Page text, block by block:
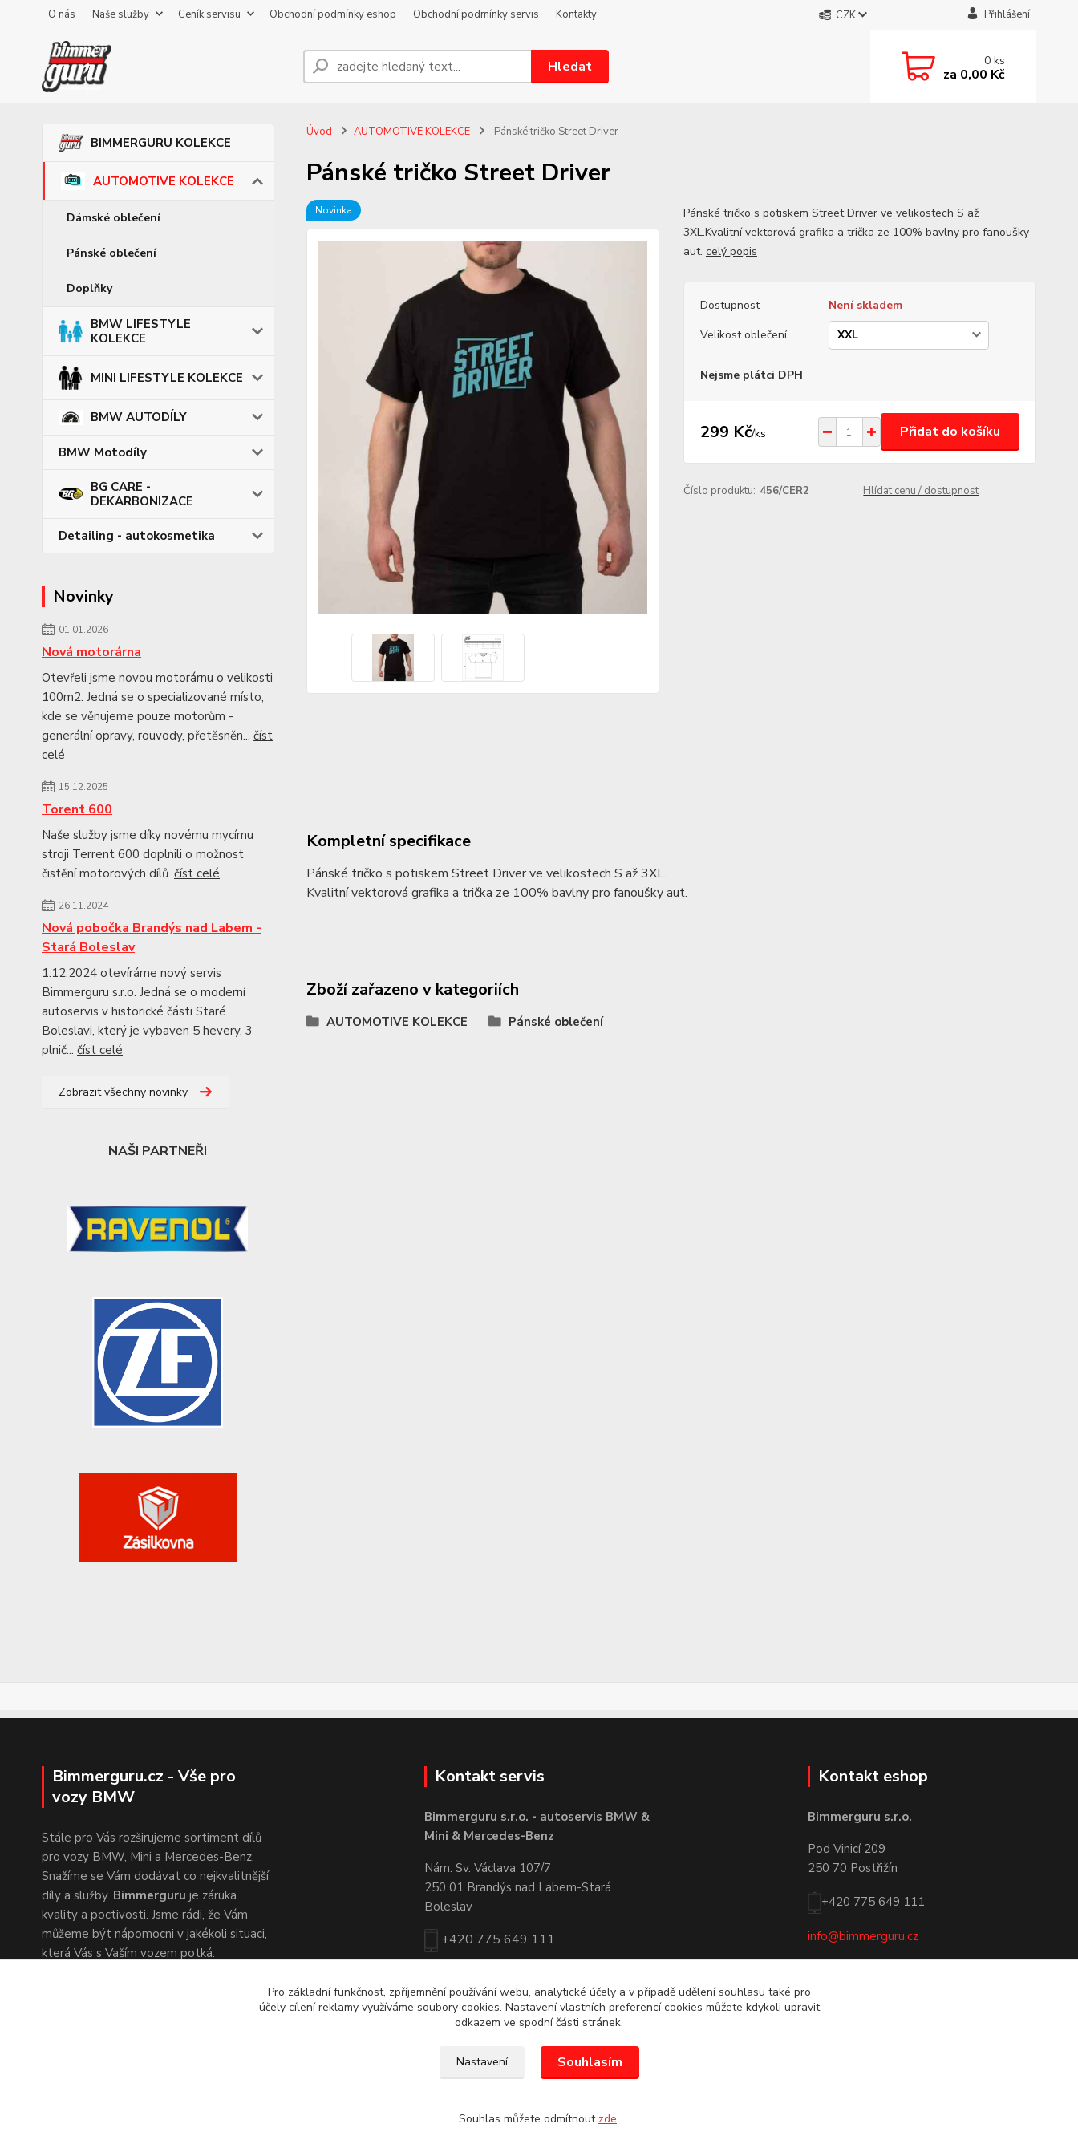
O nás Naše služby Ceník servisu Obchodní podmínky eshop Obchodní podmínky servis Kontakty CZK Přihlášení
Hledat 0ks
za 0,00 Kč
BIMMERGURU KOLEKCE
AUTOMOTIVE KOLEKCE
Dámské oblečení
Pánské oblečení
Doplňky
BMW LIFESTYLE
KOLEKCE
MINI LIFESTYLE KOLEKCE
BMW AUTODÍLY
BMW Motodíly
BG CARE -
DEKARBONIZACE
Detailing - autokosmetika
Novinky
01.01.2026
Nová motorárna
Otevřeli jsme novou motorárnu o velikosti
100m2. Jedná se o specializované místo,
kde se věnujeme pouze motorům -
generální opravy, rouvody, přetěsněn... číst
celé
15.12.2025
Torent 600
Naše služby jsme díky novému mycímu
stroji Terrent 600 doplnili o možnost
čistění motorových dílů. číst celé
26.11.2024
Nová pobočka Brandýs nad Labem -
Stará Boleslav
1.12.2024 otevíráme nový servis
Bimmerguru s.r.o. Jedná se o moderní
autoservis v historické části Staré
Boleslavi, který je vybaven 5 hevery, 3
plnič... číst celé
Zobrazit všechny novinky
NAŠI PARTNEŘI
Úvod AUTOMOTIVE KOLEKCE Pánské tričko Street Driver
Pánské tričko Street Driver
Novinka
Pánské tričko s potiskem Street Driver ve velikostech S až
3XL.Kvalitní vektorová grafika a trička ze 100% bavlny pro fanoušky
aut. celý popis
Dostupnost
Není skladem
Velikost oblečení
Nejsme plátci DPH
299 Kč/ks Přidat do košíku
Číslo produktu: 456/CER2 Hlídat cenu / dostupnost
Kompletní specifikace
Pánské tričko s potiskem Street Driver ve velikostech S až 3XL.
Kvalitní vektorová grafika a trička ze 100% bavlny pro fanoušky aut.
Zboží zařazeno v kategoriích
AUTOMOTIVE KOLEKCE Pánské oblečení
Bimmerguru.cz - Vše pro
vozy BMW
Stále pro Vás rozširujeme sortiment dílů
pro vozy BMW, Mini a Mercedes-Benz.
Snažíme se Vám dodávat co nejkvalitnější
díly a služby. Bimmerguru je záruka
kvality a poctivosti. Jsme rádi, že Vám
můžeme být nápomocni v jakékoli situaci,
která Vás s Vaším vozem potká.
Kontakt servis
Bimmerguru s.r.o. - autoservis BMW &
Mini & Mercedes-Benz
Nám. Sv. Václava 107/7
250 01 Brandýs nad Labem-Stará
Boleslav
+420 775 649 111
Kontakt eshop
Bimmerguru s.r.o.
Pod Vinicí 209
250 70 Postřižín
+420 775 649 111
info@bimmerguru.cz
Pro základní funkčnost, zpříjemnění používání webu, analytické účely a v případě udělení souhlasu také pro
účely cílení reklamy využíváme soubory cookies. Nastavení vlastních preferencí cookies můžete kdykoli upravit
odkazem ve spodní části stránek.
Nastavení Souhlasím
Souhlas můžete odmítnout zde.